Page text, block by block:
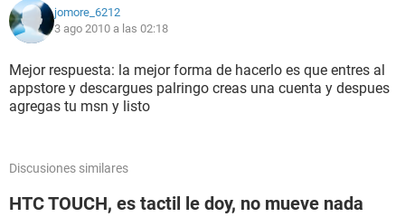
jomore_6212
3 ago 2010 a las 02:18
Mejor respuesta: la mejor forma de hacerlo es que entres al
appstore y descargues palringo creas una cuenta y despues
agregas tu msn y listo
Discusiones similares
HTC TOUCH, es tactil le doy, no mueve nada